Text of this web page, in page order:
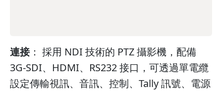
連接： 採用 NDI 技術的 PTZ 攝影機，配備
3G-SDI、HDMI、RS232 接口，可透過單電纜
設定傳輸視訊、音訊、控制、Tally 訊號、電源